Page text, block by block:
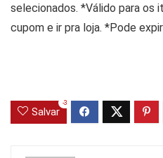
selecionados. *Válido para os
cupom e ir pra loja. *Pode
Salvar
-3